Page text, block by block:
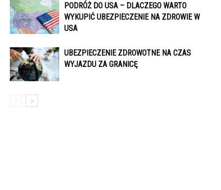
PODRÓŻ DO USA – DLACZEGO WARTO
WYKUPIĆ UBEZPIECZENIE NA ZDROWIE W
USA
UBEZPIECZENIE ZDROWOTNE NA CZAS
WYJAZDU ZA GRANICĘ